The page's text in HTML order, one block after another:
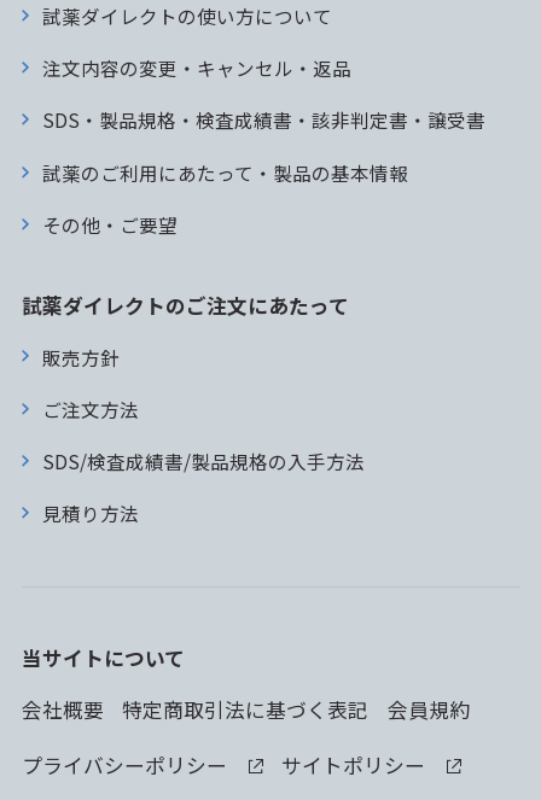
試薬ダイレクトの使い方について
注文内容の変更・キャンセル・返品
SDS・製品規格・検査成績書・該非判定書・譲受書
試薬のご利用にあたって・製品の基本情報
その他・ご要望
試薬ダイレクトのご注文にあたって
販売方針
ご注文方法
SDS/検査成績書/製品規格の入手方法
見積り方法
当サイトについて
会社概要
特定商取引法に基づく表記
会員規約
プライバシーポリシー
サイトポリシー